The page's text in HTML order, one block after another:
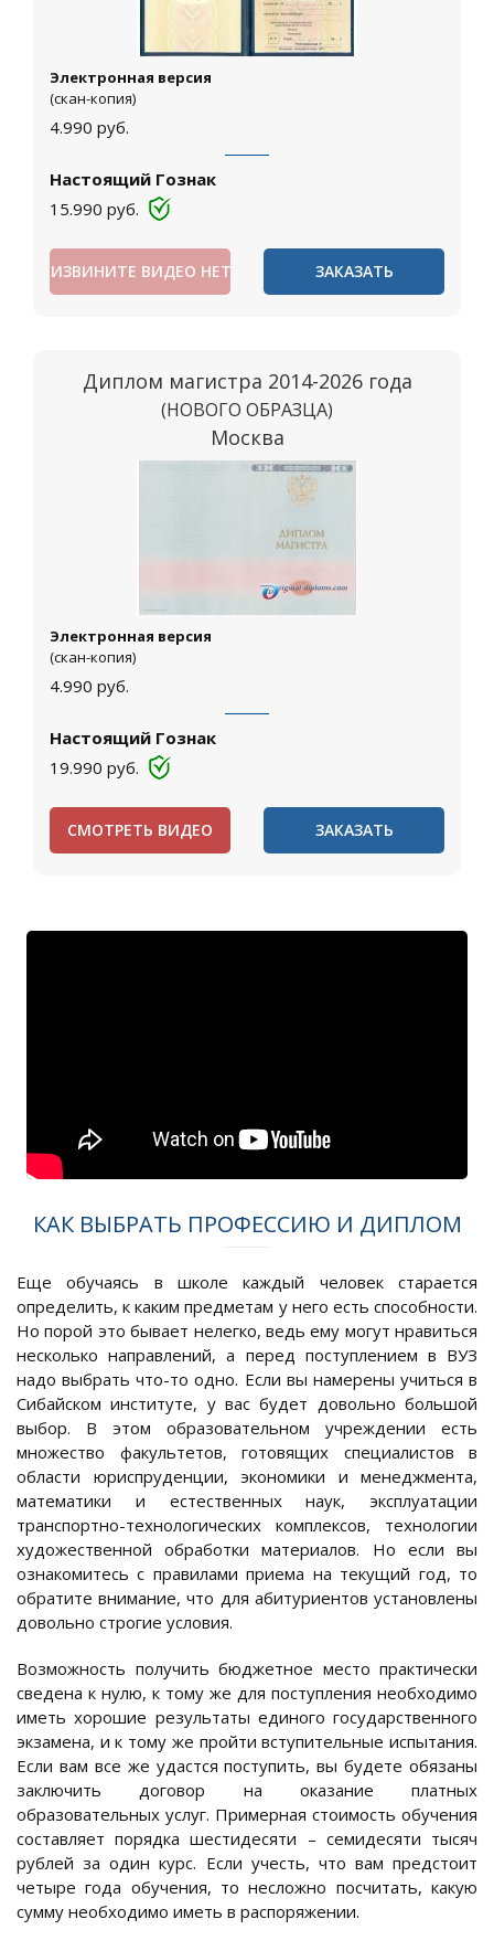
Электронная версия
(скан-копия)
4.990 руб.
Настоящий Гознак
15.990 руб.
ИЗВИНИТЕ ВИДЕО НЕТ ЗАКАЗАТЬ
Диплом магистра 2014-2026 года
(НОВОГО ОБРАЗЦА)
Москва
Электронная версия
(скан-копия)
4.990 руб.
Настоящий Гознак
19.990 руб.
СМОТРЕТЬ ВИДЕО ЗАКАЗАТЬ
КАК ВЫБРАТЬ ПРОФЕССИЮ И ДИПЛОМ
Еще обучаясь в школе каждый человек старается
определить, к каким предметам у него есть способности.
Но порой это бывает нелегко, ведь ему могут нравиться
несколько направлений, а перед поступлением в ВУЗ
надо выбрать что-то одно. Если вы намерены учиться в
Сибайском институте, у вас будет довольно большой
выбор. В этом образовательном учреждении есть
множество факультетов, готовящих специалистов в
области юриспруденции, экономики и менеджмента,
математики и естественных наук, эксплуатации
транспортно-технологических комплексов, технологии
художественной обработки материалов. Но если вы
ознакомитесь с правилами приема на текущий год, то
обратите внимание, что для абитуриентов установлены
довольно строгие условия.
Возможность получить бюджетное место практически
сведена к нулю, к тому же для поступления необходимо
иметь хорошие результаты единого государственного
экзамена, и к тому же пройти вступительные испытания.
Если вам все же удастся поступить, вы будете обязаны
заключить договор на оказание платных
образовательных услуг. Примерная стоимость обучения
составляет порядка шестидесяти – семидесяти тысяч
рублей за один курс. Если учесть, что вам предстоит
четыре года обучения, то несложно посчитать, какую
сумму необходимо иметь в распоряжении.